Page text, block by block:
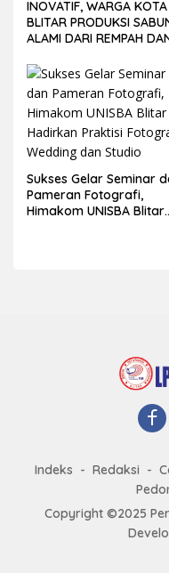
INOVATIF, WARGA KOTA
BLITAR PRODUKSI
ALAMI DARI REMPAH
Sukses Gelar Seminar
Pameran Fotografi,
Himakom UNISBA Blitar
Indeks Redaksi
Copyright ©2025